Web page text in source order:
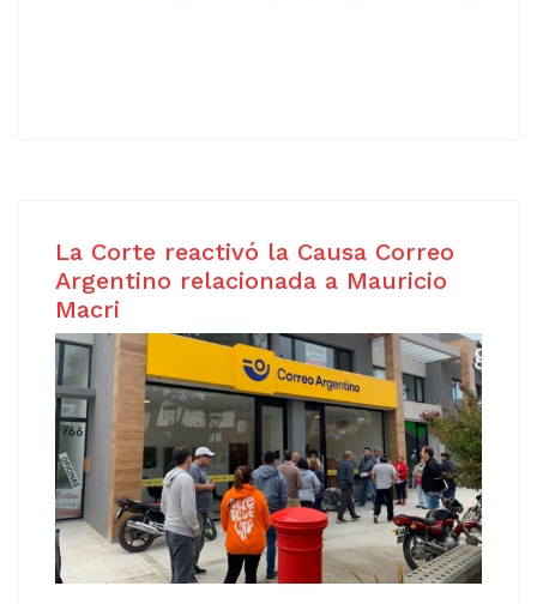
La Corte reactivó la Causa Correo
Argentino relacionada a Mauricio
Macri